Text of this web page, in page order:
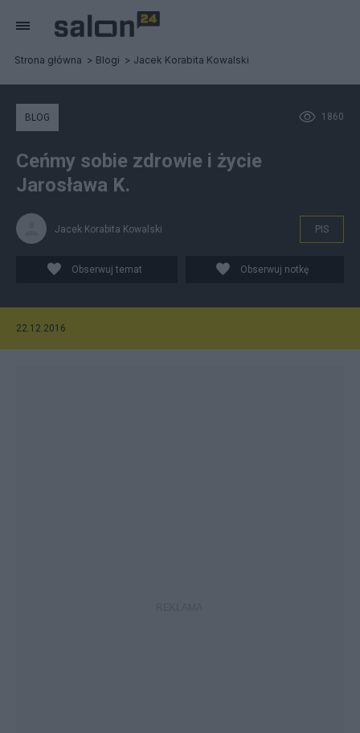
Strona główna Blogi Jacek Korabita Kowalski
1860
BLOG
Ceńmy sobie zdrowie i życie
Jarosława K.
Jacek Korabita Kowalski PIS
Obserwuj temat Obserwuj notkę
22.12.2016